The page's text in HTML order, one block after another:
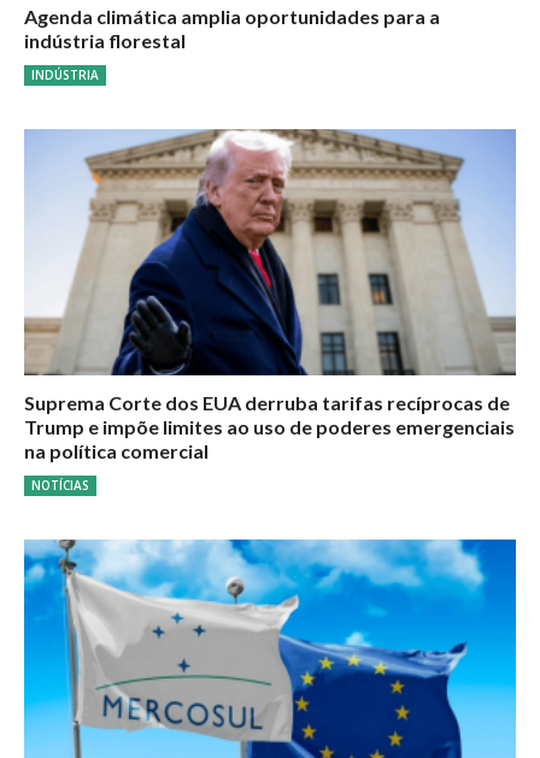
Agenda climática amplia oportunidades para a
indústria florestal
INDÚSTRIA
Suprema Corte dos EUA derruba tarifas recíprocas de
Trump e impõe limites ao uso de poderes emergenciais
na política comercial
NOTÍCIAS